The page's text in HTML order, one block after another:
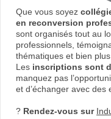
Que vous soyez
en reconversion
sont organisés tout au
professionnels,
thématiques et bien
Les inscriptions sont
manquez pas
et d’échanger avec des
? Rendez-vous sur